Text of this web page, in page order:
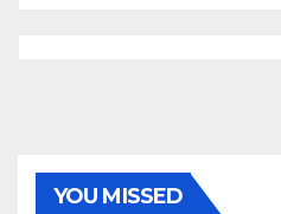
YOU MISSED